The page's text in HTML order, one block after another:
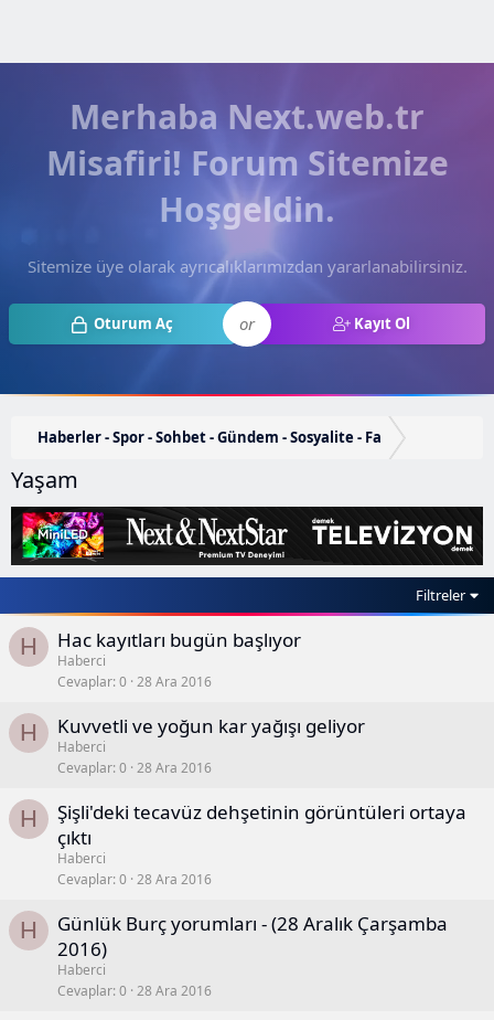
Merhaba Next.web.tr
Misafiri! Forum Sitemize
Hoşgeldin.
Sitemize üye olarak ayrıcalıklarımızdan yararlanabilirsiniz.
Oturum Aç or Kayıt Ol
Haberler - Spor - Sohbet - Gündem - Sosyalite - Fa
Yaşam
Filtreler
H Hac kayıtları bugün başlıyor
Haberci
Cevaplar 0 28 Ara 2016
H Kuvvetli ve yoğun kar yağışı geliyor
Haberci
Cevaplar 0 28 Ara 2016
H
Şişli'deki tecavüz dehşetinin görüntüleri ortaya
çıktı
Haberci
Cevaplar 0 28 Ara 2016
H
Günlük Burç yorumları - (28 Aralık Çarşamba
2016)
Haberci
Cevaplar 0 28 Ara 2016